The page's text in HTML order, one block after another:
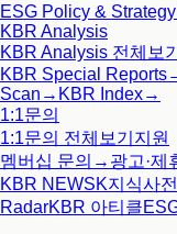
ESG Policy & Strategy
KBR Analysis
KBR Analysis 전체보기
KBR Special Reports
Scan → KBR Index→
1:1문의
1:1문의 전체보기 지원
멤버십 문의 → 광고·제
KBR NEWSK지식사전
RadarKBR 아티클